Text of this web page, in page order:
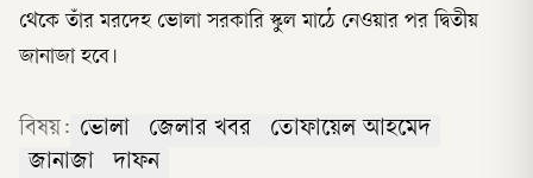
থেকে তাঁর মরদেহ ভোলা সরকারি স্কুল মাঠে নেওয়ার পর দ্বিতীয়
জানাজা হবে।
বিষয়: ভোলা জেলার খবর
তোফায়েল আহমেদ
জানাজা
দাফন